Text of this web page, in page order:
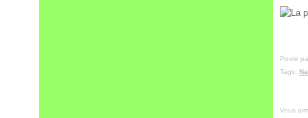
Posté
Tags:
Vous